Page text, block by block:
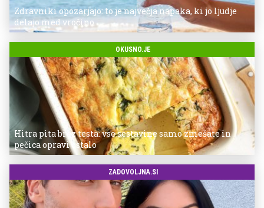
Zdravniki opozarjajo: to je največja napaka, ki jo ljudje
delajo med vročino
OKUSNO.JE
Hitra pita brez testa: vse sestavine samo zmešate in
pečica opravi ostalo
ZADOVOLJNA.SI